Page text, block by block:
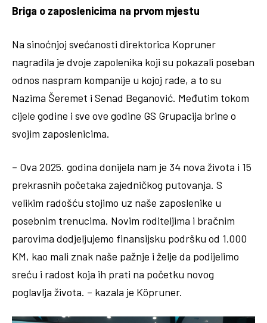
Briga o zaposlenicima na prvom mjestu
Na sinoćnjoj svećanosti direktorica Kopruner
nagradila je dvoje zapolenika koji su pokazali poseban
odnos naspram kompanije u kojoj rade, a to su
Nazima Šeremet i Senad Beganović. Međutim tokom
cijele godine i sve ove godine GS Grupacija brine o
svojim zaposlenicima.
– Ova 2025. godina donijela nam je 34 nova života i 15
prekrasnih početaka zajedničkog putovanja. S
velikim radošću stojimo uz naše zaposlenike u
posebnim trenucima. Novim roditeljima i bračnim
parovima dodjeljujemo finansijsku podršku od 1.000
KM, kao mali znak naše pažnje i želje da podijelimo
sreću i radost koja ih prati na početku novog
poglavlja života. – kazala je Köpruner.